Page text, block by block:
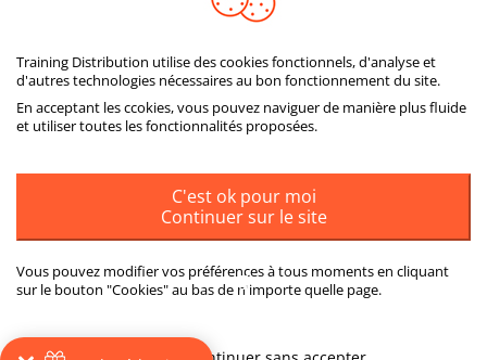
Training Distribution utilise des cookies fonctionnels, d'analyse et
d'autres technologies nécessaires au bon fonctionnement du site.
En acceptant les ccokies, vous pouvez naviguer de manière plus fluide
et utiliser toutes les fonctionnalités proposées.
C'est ok pour moi
Continuer sur le site
Vous pouvez modifier vos préférences à tous moments en cliquant
sur le bouton "Cookies" au bas de n'importe quelle page.